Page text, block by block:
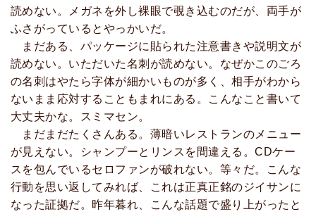
読めない。メガネを外し裸眼で覗き込むのだが、両手が
ふさがっているとやっかいだ。
まだある、パッケージに貼られた注意書きや説明文が
読めない。いただいた名刺が読めない。なぜかこのごろ
の名刺はやたら字体が細かいものが多く、相手がわから
ないまま応対することもまれにある。こんなこと書いて
大丈夫かな。スミマセン。
まだまだたくさんある。薄暗いレストランのメニュー
が見えない。シャンプーとリンスを間違える。CDケー
スを包んでいるセロファンが破れない。等々だ。こんな
行動を思い返してみれば、これは正真正銘のジイサンに
なった証拠だ。昨年暮れ、こんな話題で盛り上がったと